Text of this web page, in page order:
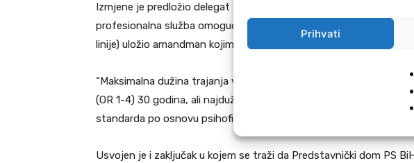
Prihvati
Izmjene je predložio delegat Džemal Smajić (Stranka za BiH) i u
profesionalna služba omogući do 45 godine starosti vojnika, ali je
linije) uložio amandman kojim je taj rok podignut na 49 godina
“Maksimalna dužina trajanja vojne službe profesionalnih vojnih lica
(OR 1-4) 30 godina, ali najduže do 49 godina života, prema
standarda po osnovu psihofizičke sposobnosti”, stoji u novom
Usvojen je i zaključak u kojem se traži da Predstavnički dom PS